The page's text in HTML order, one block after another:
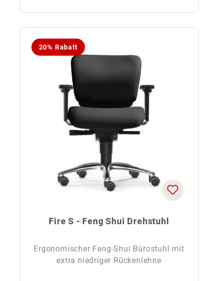
20% Rabatt
Fire S - Feng Shui Drehstuhl
Ergonomischer Feng-Shui Bürostuhl mit
extra niedriger Rückenlehne